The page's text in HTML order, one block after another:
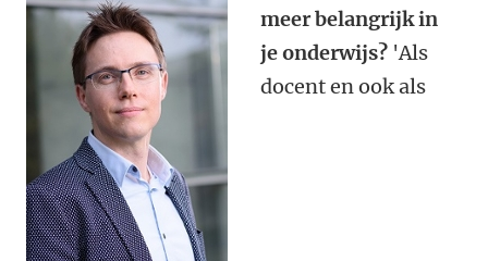
meer belangrijk in
je onderwijs? 'Als
docent en ook als